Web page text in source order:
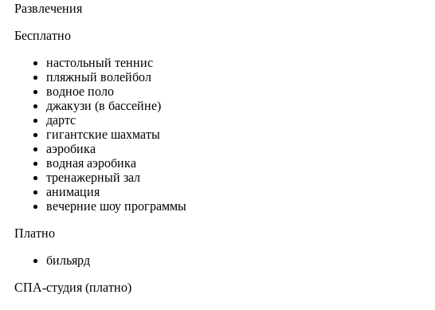
Развлечения
Бесплатно
настольный теннис
пляжный волейбол
водное поло
джакузи (в бассейне)
дартс
гигантские шахматы
аэробика
водная аэробика
тренажерный зал
анимация
вечерние шоу программы
Платно
бильярд
СПА-студия (платно)